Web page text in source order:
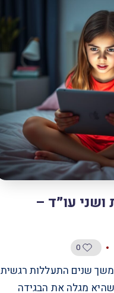
עו״ד –
0
שנים התעללות רגשית
מגלה את הבגידה